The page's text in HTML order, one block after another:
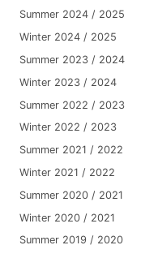
Summer 2024 / 2025
Winter 2024 / 2025
Summer 2023 / 2024
Winter 2023 / 2024
Summer 2022 / 2023
Winter 2022 / 2023
Summer 2021 / 2022
Winter 2021 / 2022
Summer 2020 / 2021
Winter 2020 / 2021
Summer 2019 / 2020